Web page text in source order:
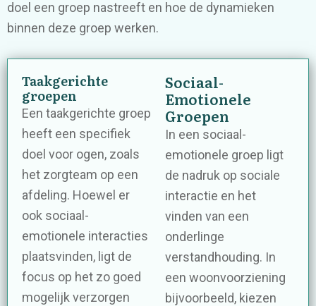
doel een groep nastreeft en hoe de dynamieken
binnen deze groep werken.
Taakgerichte
groepen
Een taakgerichte groep
heeft een specifiek
doel voor ogen, zoals
het zorgteam op een
afdeling. Hoewel er
ook sociaal-
emotionele interacties
plaatsvinden, ligt de
focus op het zo goed
mogelijk verzorgen
Sociaal-
Emotionele
Groepen
In een sociaal-
emotionele groep ligt
de nadruk op sociale
interactie en het
vinden van een
onderlinge
verstandhouding. In
een woonvoorziening
bijvoorbeeld, kiezen